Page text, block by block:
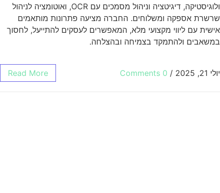
ולוגיסטיקה, דיגיטציה וניהול מסמכים עם OCR, ואוטומציה לניהול
שרשרת אספקה ומשלוחים. החברה מציעה פתרונות מותאמים
אישית עם ליווי מקצועי מלא, המאפשרים לעסקים להתייעל, לחסוך
במשאבים ולהתמקד בצמיחה ובהצלחה.
יולי 21, 2025 /
0 Comments
Read More